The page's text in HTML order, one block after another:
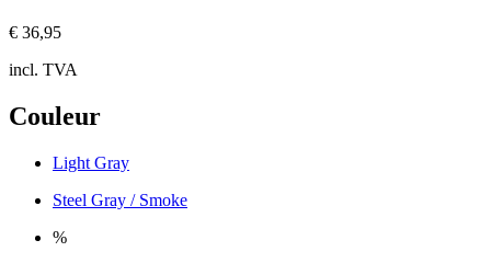
€ 36,95
incl. TVA
Couleur
Light Gray
Steel Gray / Smoke
%